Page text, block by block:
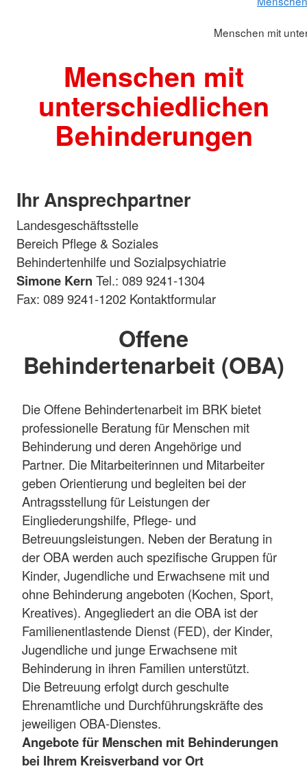
Menschen mit
Menschen mit
unterschiedlichen
Behinderungen
Ihr Ansprechpartner
Landesgeschäftsstelle
Bereich Pflege & Soziales
Behindertenhilfe und Sozialpsychiatrie
Simone Kern Tel.: 089 9241-1304
Fax: 089 9241-1202 Kontaktformular
Offene
Behindertenarbeit (OBA)
Die Offene Behindertenarbeit im BRK bietet
professionelle Beratung für Menschen mit
Behinderung und deren Angehörige und
Partner. Die Mitarbeiterinnen und Mitarbeiter
geben Orientierung und begleiten bei der
Antragsstellung für Leistungen der
Eingliederungshilfe, Pflege- und
Betreuungsleistungen. Neben der Beratung in
der OBA werden auch spezifische Gruppen für
Kinder, Jugendliche und Erwachsene mit und
ohne Behinderung angeboten (Kochen, Sport,
Kreatives). Angegliedert an die OBA ist der
Familienentlastende Dienst (FED), der Kinder,
Jugendliche und junge Erwachsene mit
Behinderung in ihren Familien unterstützt.
Die Betreuung erfolgt durch geschulte
Ehrenamtliche und Durchführungskräfte des
jeweiligen OBA-Dienstes.
Angebote für Menschen mit Behinderungen
bei Ihrem Kreisverband vor Ort